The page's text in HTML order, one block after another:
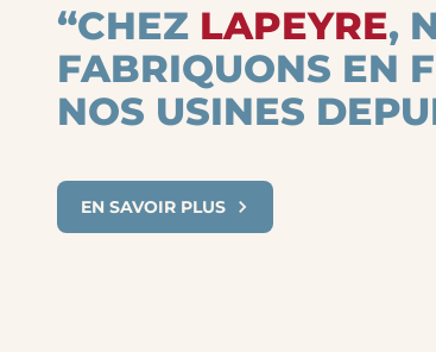
“CHEZ LAPEYRE,
FABRIQUONS EN
NOS USINES
EN SAVOIR PLUS